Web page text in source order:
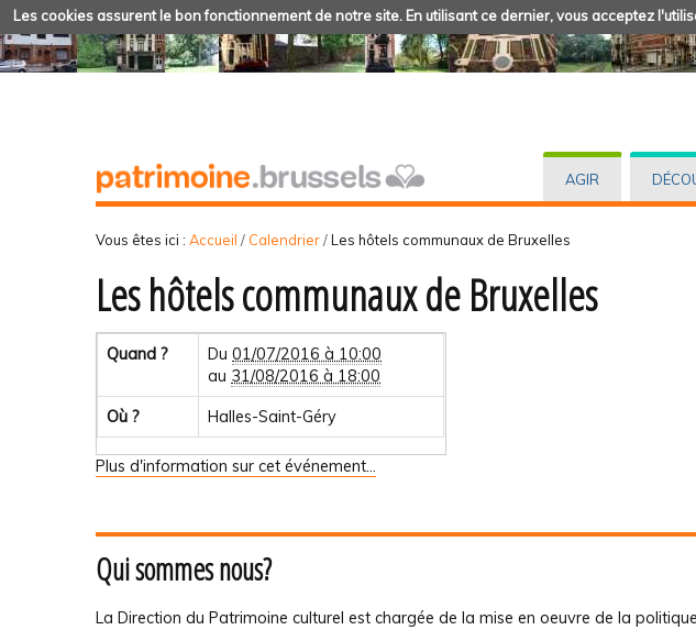
Les cookies assurent le bon fonctionnement de notre site. En utilisant ce dernier, vous acceptez
AGIR
Vous êtes ici : Accueil / Calendrier/Les hôtels communaux de Bruxelles
Les hôtels communaux de Bruxelles
Quand ? Du01/07/2016 à 10:00
au 31/08/2016 à 18:00
Où ? Halles-Saint-Géry
Plus d'information sur cet événement…
Qui sommes nous?
La Direction du Patrimoine culturel est chargée de la mise en oeuvre de la